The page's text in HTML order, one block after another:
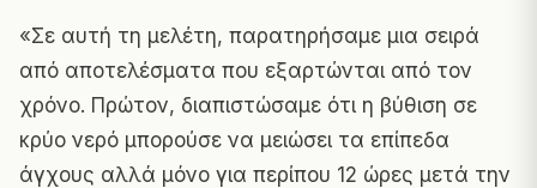
«Σε αυτή τη μελέτη, παρατηρήσαμε μια σειρά
από αποτελέσματα που εξαρτώνται από τον
χρόνο. Πρώτον, διαπιστώσαμε ότι η βύθιση σε
κρύο νερό μπορούσε να μειώσει τα επίπεδα
άγχους αλλά μόνο για περίπου 12 ώρες μετά την